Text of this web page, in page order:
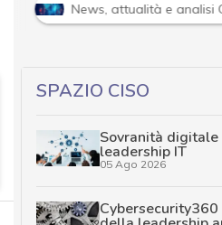
News, attualità e analisi
SPAZIO CISO
Sovranità
leadership IT
05 Ago 2026